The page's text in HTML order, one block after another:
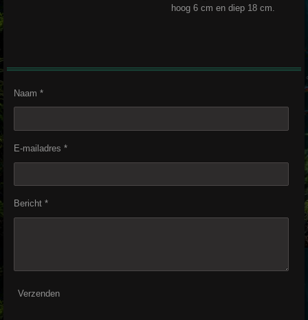
hoog 6 cm en diep 18 cm.
Naam *
E-mailadres *
Bericht *
Verzenden